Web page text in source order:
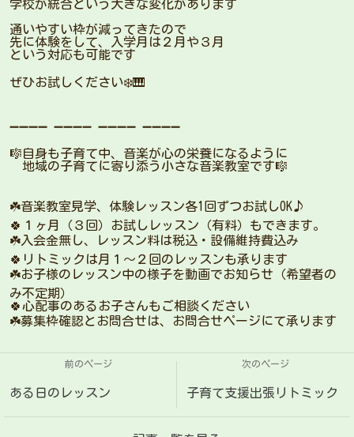
学校が統合という大きな変化があります
通いやすい枠が減ってきたので
先に体験をして、入学月は２月や３月
という対応も可能です
ぜひお試しください❄️🎹
➖➖➖➖ ➖➖➖➖ ➖➖➖➖ ➖➖➖➖
🎼自身も子育て中、音楽が心の栄養になるように
地域の子育てに寄り添う小さな音楽教室です🎼
☘️音楽教室見学、体験レッスン各1回ずつお試しOK♪
🍀１ヶ月（３回）お試しレッスン（有料）もできます。
☘️入会金無し、レッスン料は税込・設備維持費込み
🍀リトミックは月１〜２回のレッスンも承ります
☘️お子様のレッスン中の様子を動画でお知らせ（希望者の
み不定期）
🍀心配事のあるお子さんもご相談ください
☘️募集枠確認とお問合せは、お問合せページにて承ります
前のページ
ある日のレッスン
次のページ
子育て支援出張リトミック